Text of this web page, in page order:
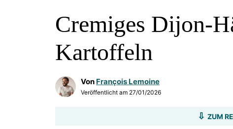
Cremiges Dijon-
Kartoffeln
Von François Lemoine
Veröffentlicht am 27/01/2026
ZUM